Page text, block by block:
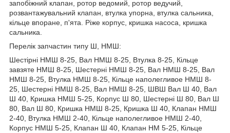
запобіжний клапан, ротор ведомий, ротор ведучий,
розвантажувальний клапан, втулка упорна, втулка сальника,
кільце впоране, п'ята. Ріже корпус, кришка насоса, кришка
сальника.
Перелік запчастин типу Ш, НМШ:
Шестірні НМШ 8-25, Вал НМШ 8-25, Втулка 8-25, Кільце
завзяте НМШ 8-25, Шестерні НМШ 8-25, Вал НМШ 8-25, Вал
НМШ 8-25, Втулка НМШ 8-25, Кільце наполегливое НМШ 8-
25, Шестерні НМШ 8-25, Вал НМШ 8-25, ШВШ Вал Ш 40, Вал
Ш 40, Кришка НМШ 5-25, Корпус Ш 80, Шестерні Ш 80, Вал Ш
80, Вал Ш 80, Кришка НМШ 8-25, Кришка Ш 40, Клапан НМШ
2-40, Втулка НМШ 2-40, Кільце наполегливое НМШ 2-40,
Корпус НМШ 5-25, Клапан Ш 40, Клапан НМ 5-25, Кільце